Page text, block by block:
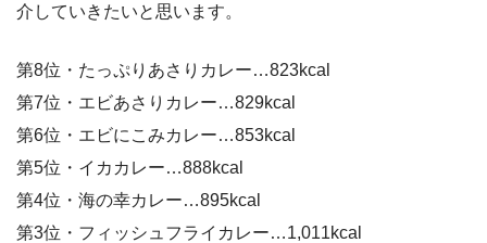
介していきたいと思います。
第8位・たっぷりあさりカレー…823kcal
第7位・エビあさりカレー…829kcal
第6位・エビにこみカレー…853kcal
第5位・イカカレー…888kcal
第4位・海の幸カレー…895kcal
第3位・フィッシュフライカレー…1,011kcal